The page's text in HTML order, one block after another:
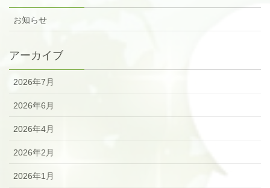
お知らせ
アーカイブ
2026年7月
2026年6月
2026年4月
2026年2月
2026年1月